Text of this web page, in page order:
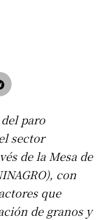
paro
sector
de la Mesa de
con
que
de granos y